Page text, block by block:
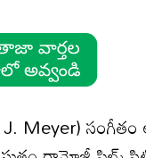
సంగీతం